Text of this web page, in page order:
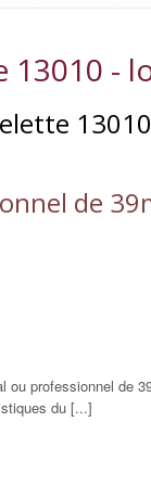
-
13010
de
professionnel de
du [...]